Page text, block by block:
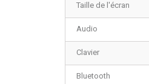
Taille de l'écran
Audio
Clavier
Bluetooth